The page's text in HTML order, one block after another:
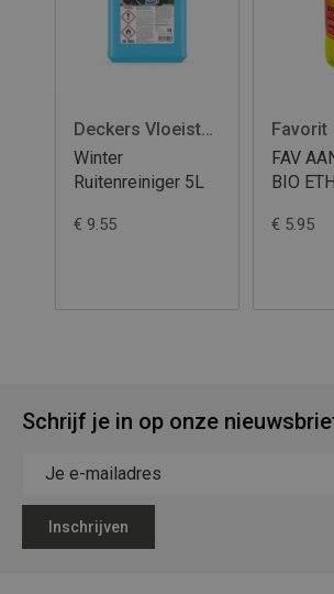
Deckers Vloeistoffen
Winter
Ruitenreiniger 5L
€ 9.55
Favorit
FAV
BIO
€ 5.95
Schrijf je in op onze
Inschrijven